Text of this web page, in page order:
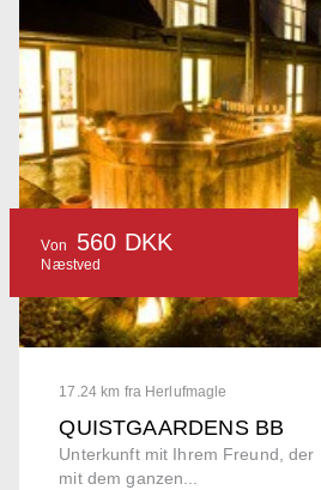
17.24 km fra Herlufmagle
QUISTGAARDENS BB
Unterkunft mit Ihrem Freund, der
mit dem ganzen...
Von 560 DKK
Næstved